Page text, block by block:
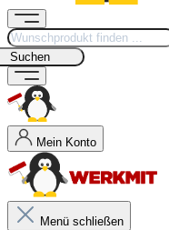
Suchen
Mein Konto
Menü schließen